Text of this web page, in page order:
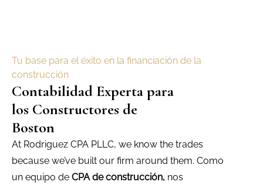
Tu base para el éxito en la financiación de la
construcción
Contabilidad Experta para
los Constructores de
Boston
At Rodriguez CPA PLLC, we know the trades
because we’ve built our firm around them. Como
un equipo de CPA de construcción, nos